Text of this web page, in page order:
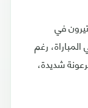
في
رغم
شديدة،